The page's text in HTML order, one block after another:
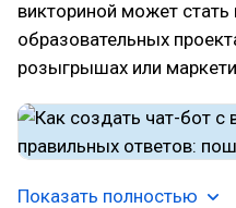
викториной может
образовательных
розыгрышах или
Показать полностью